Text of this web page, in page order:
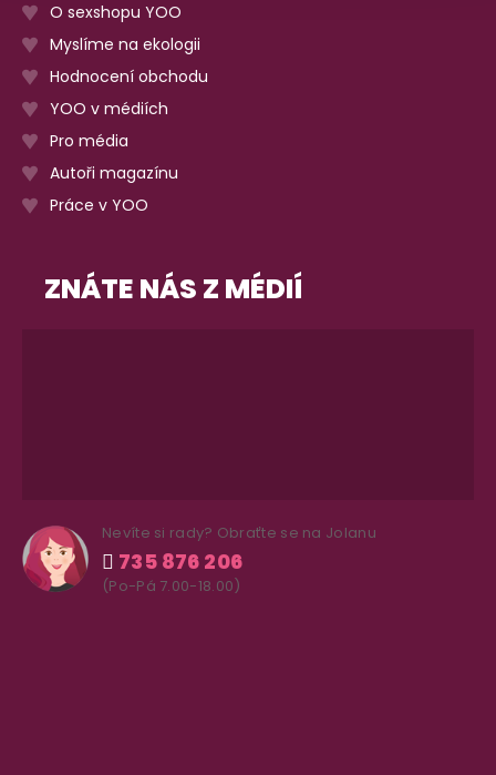
O sexshopu YOO
Myslíme na ekologii
Hodnocení obchodu
YOO v médiích
Pro média
Autoři magazínu
Práce v YOO
ZNÁTE NÁS Z MÉDIÍ
Nevíte si rady? Obraťte se na Jolanu
735 876 206
(Po-Pá 7.00-18.00)